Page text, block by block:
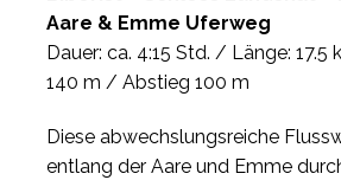
Aare & Emme Uferweg
Dauer: ca. 4:15 Std. / Länge:
140 m / Abstieg 100 m
Diese abwechslungsreiche
entlang der Aare und Emme